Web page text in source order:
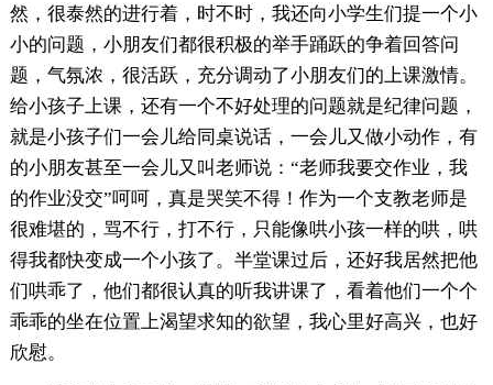
然，很泰然的进行着，时不时，我还向小学生们提一个小
小的问题，小朋友们都很积极的举手踊跃的争着回答问
题，气氛浓，很活跃，充分调动了小朋友们的上课激情。
给小孩子上课，还有一个不好处理的问题就是纪律问题，
就是小孩子们一会儿给同桌说话，一会儿又做小动作，有
的小朋友甚至一会儿又叫老师说：“老师我要交作业，我
的作业没交”呵呵，真是哭笑不得！作为一个支教老师是
很难堪的，骂不行，打不行，只能像哄小孩一样的哄，哄
得我都快变成一个小孩了。半堂课过后，还好我居然把他
们哄乖了，他们都很认真的听我讲课了，看着他们一个个
乖乖的坐在位置上渴望求知的欲望，我心里好高兴，也好
欣慰。